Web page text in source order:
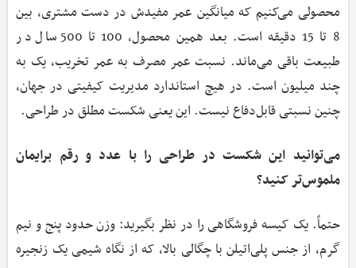
محصولی می‌کنیم که میانگین عمر مفیدش در دست مشتری، بین
8 تا 15 دقیقه است. بعد همین محصول، 100 تا 500 سال در
طبیعت باقی می‌ماند. نسبت عمر مصرف به عمر تخریب، یک به
چند میلیون است. در هیچ استاندارد مدیریت کیفیتی در جهان،
چنین نسبتی قابل‌دفاع نیست. این یعنی شکست مطلق در طراحی.
می‌توانید این شکست در طراحی را با عدد و رقم برایمان
ملموس‌تر کنید؟
حتماً. یک کیسه فروشگاهی را در نظر بگیرید: وزن حدود پنج و نیم
گرم، از جنس پلی‌اتیلن با چگالی بالا، که از نگاه شیمی یک زنجیره